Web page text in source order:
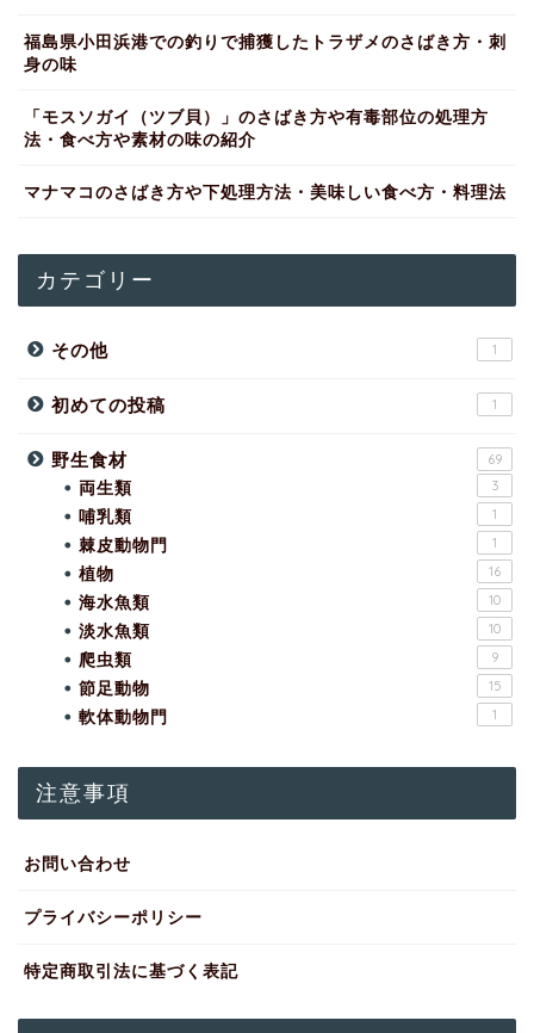
福島県小田浜港での釣りで捕獲したトラザメのさばき方・刺
身の味
「モスソガイ（ツブ貝）」のさばき方や有毒部位の処理方
法・食べ方や素材の味の紹介
マナマコのさばき方や下処理方法・美味しい食べ方・料理法
カテゴリー
その他 1
初めての投稿 1
野生食材 69
両生類 3
哺乳類 1
棘皮動物門 1
植物 16
海水魚類 10
淡水魚類 10
爬虫類 9
節足動物 15
軟体動物門 1
注意事項
お問い合わせ
プライバシーポリシー
特定商取引法に基づく表記